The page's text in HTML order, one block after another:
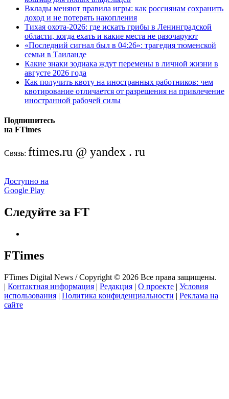
Вклады меняют правила игры: как россиянам сохранить
доход и не потерять накопления
Тихая охота-2026: где искать грибы в Ленинградской
области, когда ехать и какие места не разочаруют
«Последний сигнал был в 04:26»: трагедия тюменской
семьи в Таиланде
Какие знаки зодиака ждут перемены в личной жизни в
августе 2026 года
Как получить квоту на иностранных работников: чем
квотирование отличается от разрешения на привлечение
иностранной рабочей силы
Подпишитесь
на FTimes
Связь: ftimes.ru @ yandex . ru
Доступно на
Google Play
Следуйте за FT
FTimes
FTimes Digital News / Copyright © 2026 Все права защищены.
| Контактная информация | Редакция | О проекте | Условия
использования | Политика конфиденциальности | Реклама на
сайте